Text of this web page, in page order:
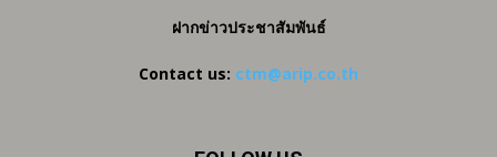
ฝากข่าวประชาสัมพันธ์
Contact us: ctm@arip.co.th